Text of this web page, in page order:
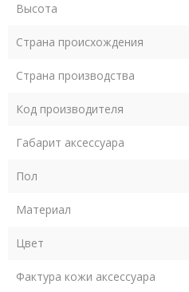
Высота
Страна происхождения
Страна производства
Код производителя
Габарит аксессуара
Пол
Материал
Цвет
Фактура кожи аксессуара